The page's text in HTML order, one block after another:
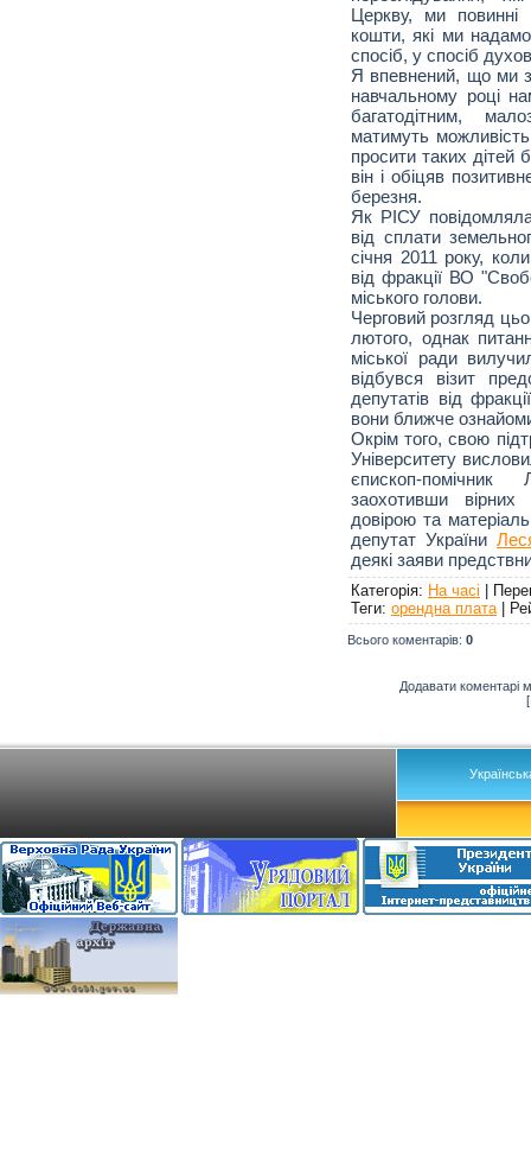
Церкву, ми
кошти, які ми
спосіб, у спосіб
Я впевнений, що ми
навчальному році
багатодітним,
матимуть
просити таких дітей
він і обіцяв
березня.
Як РІСУ
від сплати
січня 2011 року,
від фракції ВО
міського голови.
Черговий розгляд
лютого, однак
міської ради
відбувся візит
депутатів від
вони ближче
Окрім того, свою
Університету
єпископ-помічник
заохотивши
довірою та
депутат України
деякі заяви
<a
href="http://
публікації:
risu.org.ua</a>
Категорія: На часі |
Теги: орендна плата |
Всього коментарів: 0
Додавати коментарі